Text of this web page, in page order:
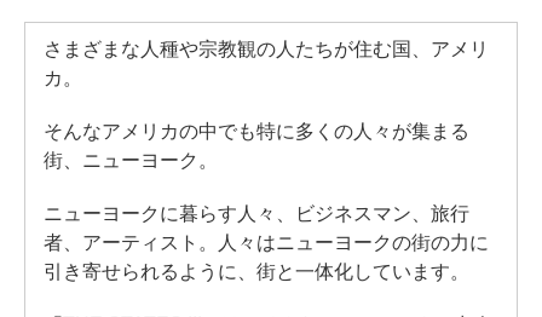
さまざまな人種や宗教観の人たちが住む国、アメリ
カ。
そんなアメリカの中でも特に多くの人々が集まる
街、ニューヨーク。
ニューヨークに暮らす人々、ビジネスマン、旅行
者、アーティスト。人々はニューヨークの街の力に
引き寄せられるように、街と一体化しています。